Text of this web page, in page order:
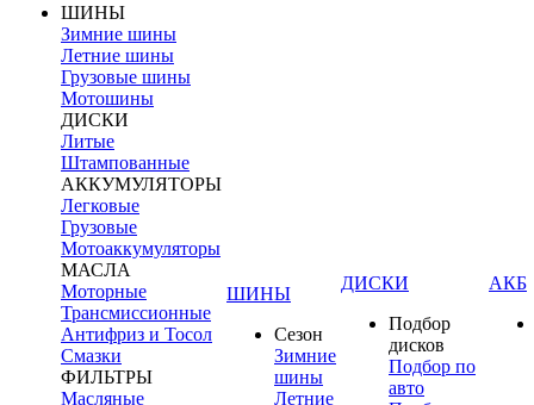
ШИНЫ
Зимние шины
Летние шины
Грузовые шины
Мотошины
ДИСКИ
Литые
Штампованные
АККУМУЛЯТОРЫ
Легковые
Грузовые
Мотоаккумуляторы
МАСЛА
Моторные
Трансмиссионные
Антифриз и Тосол
Смазки
ФИЛЬТРЫ
Масляные
ШИНЫ
Сезон
Зимние
шины
Летние
ДИСКИ
Подбор
дисков
Подбор по
авто
АКБ